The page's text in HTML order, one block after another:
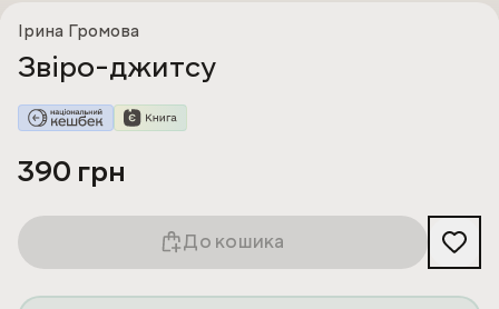
Ірина Громова
Звіро-джитсу
390 грн
До кошика